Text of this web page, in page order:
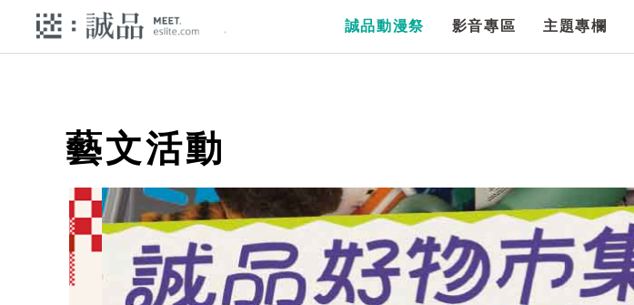
誠品動漫祭 影音專區 主題專欄
藝文活動